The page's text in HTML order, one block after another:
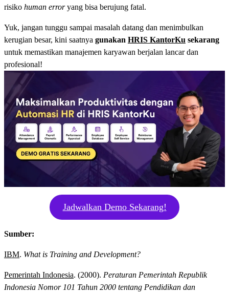
risiko human erroryang bisa berujung fatal.
Yuk, jangan tunggu sampai masalah datang dan menimbulkan
kerugian besar, kini saatnya gunakan HRIS KantorKu sekarang
untuk memastikan manajemen karyawan berjalan lancar dan
profesional!
Jadwalkan Demo Sekarang!
Sumber:
IBM. What is Training and Development?
Pemerintah Indonesia. (2000). Peraturan Pemerintah Republik
Indonesia Nomor 101 Tahun 2000 tentang Pendidikan dan